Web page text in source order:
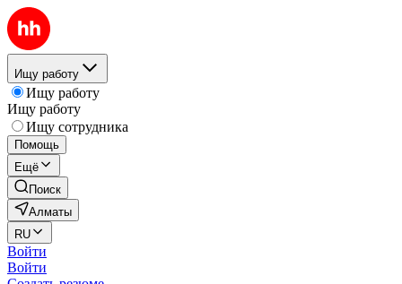
Ищу работу
Ищу работу
Ищу работу
Ищу сотрудника
Помощь
Ещё
Поиск
Алматы
RU
Войти
Войти